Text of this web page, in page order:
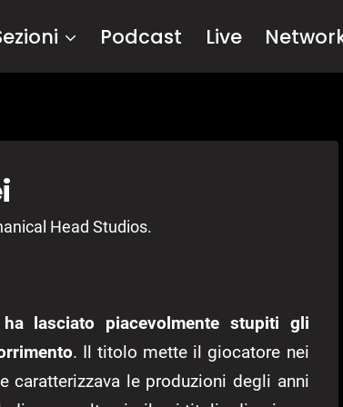
Podcast Live
Head Studios.
lasciato piacevolmente stupiti gli
. Il titolo mette il giocatore nei
le produzioni degli anni